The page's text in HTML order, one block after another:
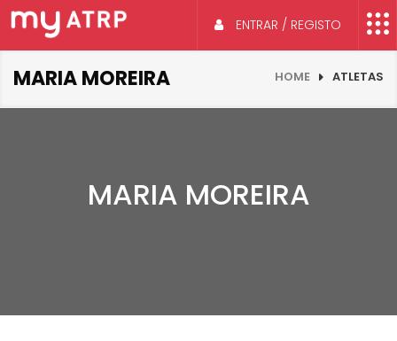
ENTRAR / REGISTO
MARIA MOREIRA HOME ATLETAS
MARIA MOREIRA